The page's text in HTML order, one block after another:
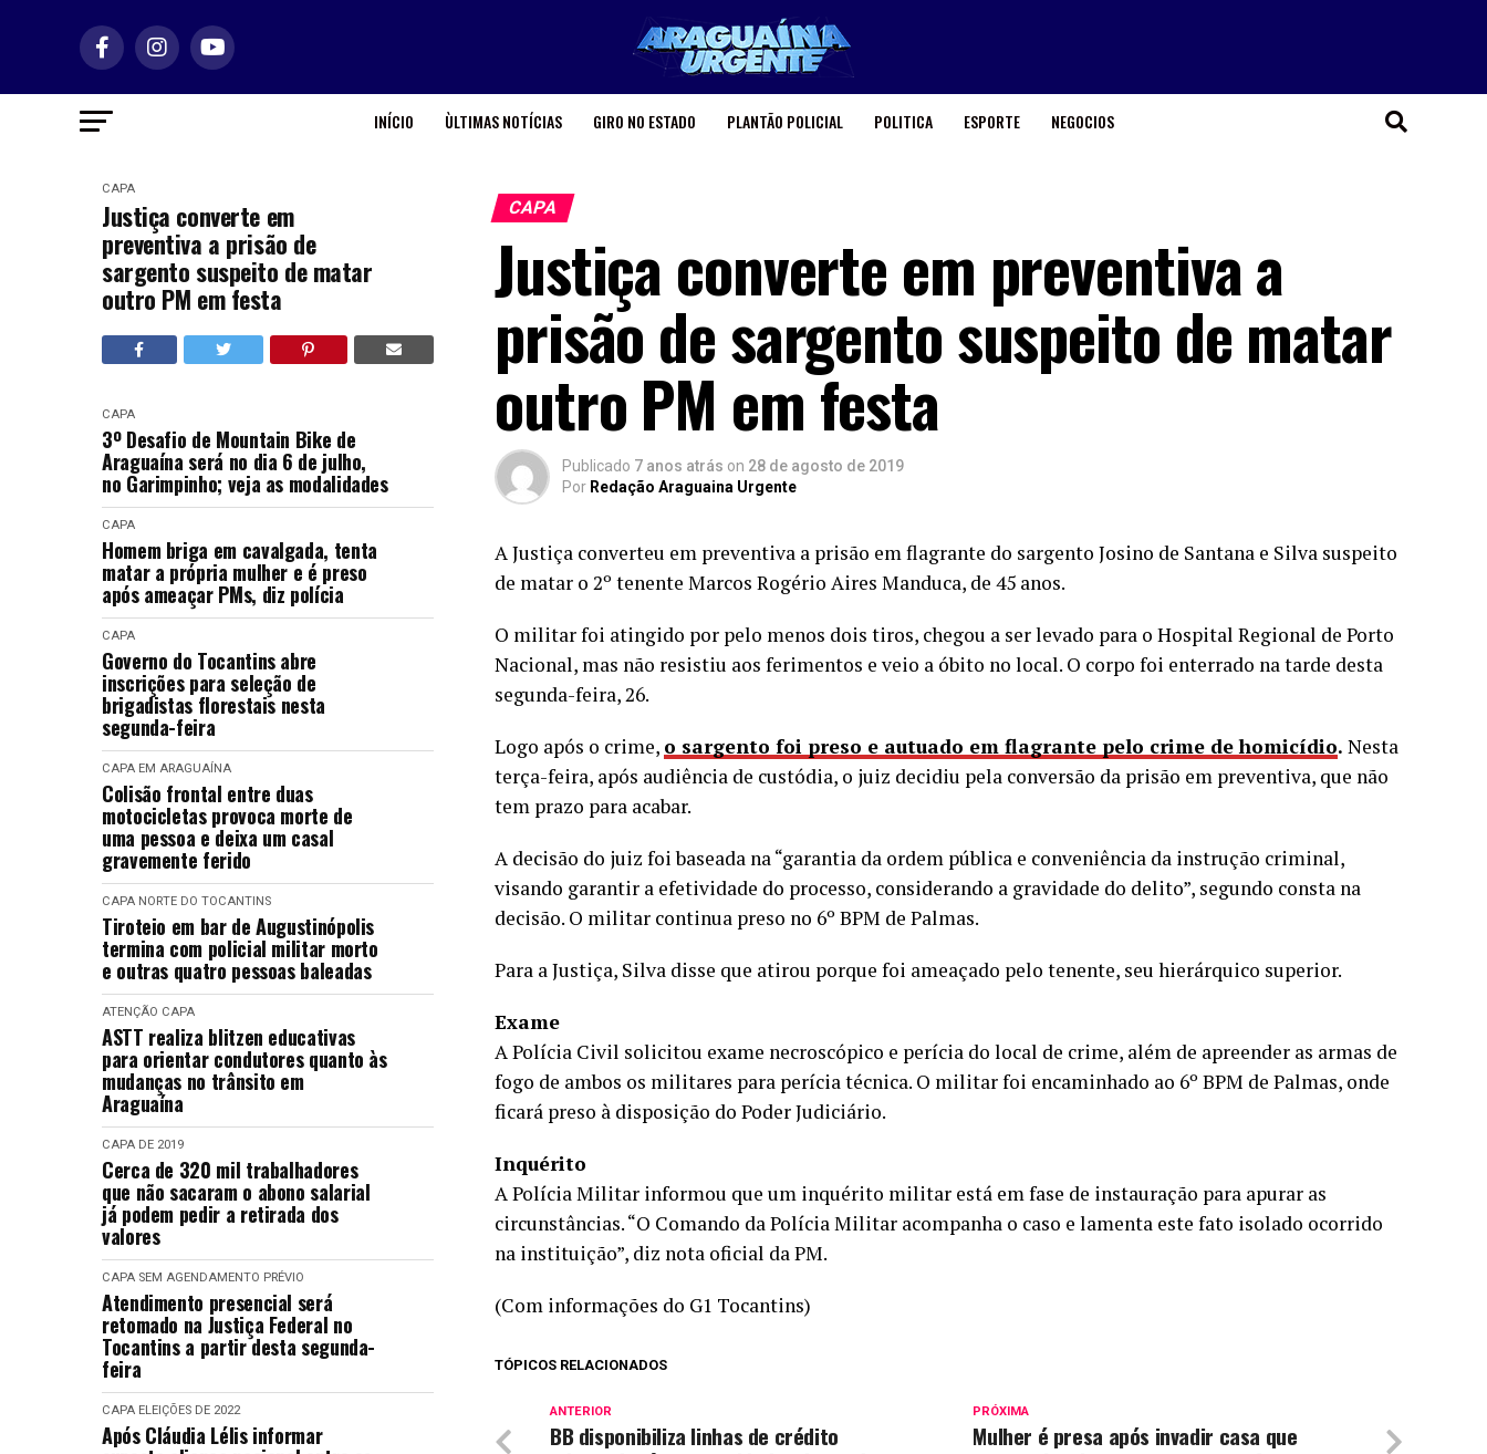
INÍCIO ÙLTIMAS NOTÍCIAS GIRO NO ESTADO PLANTÃO POLICIAL POLITICA ESPORTE NEGOCIOS
CAPA
Justiça converte em
preventiva a prisão de
sargento suspeito de matar
outro PM em festa
CAPA
3º Desafio de Mountain Bike de
Araguaína será no dia 6 de julho,
no Garimpinho; veja as modalidades
CAPA
Homem briga em cavalgada, tenta
matar a própria mulher e é preso
após ameaçar PMs, diz polícia
CAPA
Governo do Tocantins abre
inscrições para seleção de
brigadistas florestais nesta
segunda-feira
CAPA EM ARAGUAÍNA
Colisão frontal entre duas
motocicletas provoca morte de
uma pessoa e deixa um casal
gravemente ferido
CAPA NORTE DO TOCANTINS
Tiroteio em bar de Augustinópolis
termina com policial militar morto
e outras quatro pessoas baleadas
ATENÇÃO CAPA
ASTT realiza blitzen educativas
para orientar condutores quanto às
mudanças no trânsito em
Araguaína
CAPA DE 2019
Cerca de 320 mil trabalhadores
que não sacaram o abono salarial
já podem pedir a retirada dos
valores
CAPA SEM AGENDAMENTO PRÉVIO
Atendimento presencial será
retomado na Justiça Federal no
Tocantins a partir desta segunda-
feira
CAPA ELEIÇÕES DE 2022
Após Cláudia Lélis informar
CAPA
Justiça converte em preventiva a
prisão de sargento suspeito de matar
outro PM em festa
Publicado 7 anos atrás on 28 de agosto de 2019
Por Redação Araguaina Urgente
A Justiça converteu em preventiva a prisão em flagrante do sargento Josino de Santana e Silva suspeito
de matar o 2º tenente Marcos Rogério Aires Manduca, de 45 anos.
O militar foi atingido por pelo menos dois tiros, chegou a ser levado para o Hospital Regional de Porto
Nacional, mas não resistiu aos ferimentos e veio a óbito no local. O corpo foi enterrado na tarde desta
segunda-feira, 26.
Logo após o crime, o sargento foi preso e autuado em flagrante pelo crime de homicídio. Nesta
terça-feira, após audiência de custódia, o juiz decidiu pela conversão da prisão em preventiva, que não
tem prazo para acabar.
A decisão do juiz foi baseada na “garantia da ordem pública e conveniência da instrução criminal,
visando garantir a efetividade do processo, considerando a gravidade do delito”, segundo consta na
decisão. O militar continua preso no 6º BPM de Palmas.
Para a Justiça, Silva disse que atirou porque foi ameaçado pelo tenente, seu hierárquico superior.
Exame
A Polícia Civil solicitou exame necroscópico e perícia do local de crime, além de apreender as armas de
fogo de ambos os militares para perícia técnica. O militar foi encaminhado ao 6º BPM de Palmas, onde
ficará preso à disposição do Poder Judiciário.
Inquérito
A Polícia Militar informou que um inquérito militar está em fase de instauração para apurar as
circunstâncias. “O Comando da Polícia Militar acompanha o caso e lamenta este fato isolado ocorrido
na instituição”, diz nota oficial da PM.
(Com informações do G1 Tocantins)
TÓPICOS RELACIONADOS
PRÓXIMA
Mulher é presa após invadir casa que
ANTERIOR
BB disponibiliza linhas de crédito